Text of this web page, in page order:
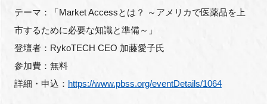
テーマ：「Market Accessとは？ ～アメリカで医薬品を上
市するために必要な知識と準備～」
登壇者：RykoTECH CEO 加藤愛子氏
参加費：無料
詳細・申込： https://www.pbss.org/eventDetails/1064